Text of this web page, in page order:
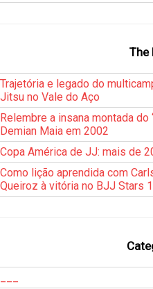
The
Trajetória e legado do
Jitsu no Vale do Aço
Relembre a insana montada do
Demian Maia em 2002
Copa América de JJ: mais de
Como lição aprendida com
Queiroz à vitória no BJJ Stars